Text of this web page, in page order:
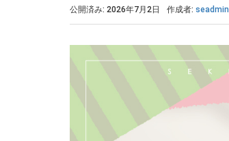
公開済み: 2026年7月2日 作成者: seadmin